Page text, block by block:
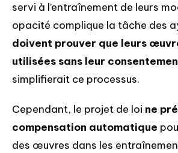
servi à l’entraînement de leurs
opacité complique la tâche des
doivent prouver que leurs
utilisées sans leur
simplifierait ce processus.
Cependant, le projet de loi ne
compensation automatique
des œuvres dans les